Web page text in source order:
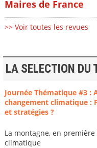
Maires de France
>> Voir toutes les revues
LA SELECTION DU
Journée Thématique #3 :
changement climatique :
et stratégies ?
La montagne, en
climatique